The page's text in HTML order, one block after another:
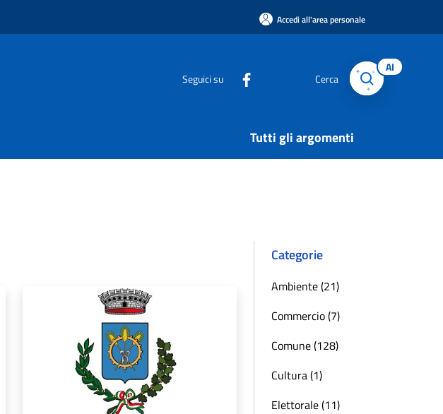
Accedi all'area personale
Seguici su Cerca
AI
Tutti gli argomenti
Categorie
Ambiente (21)
Commercio (7)
Comune (128)
Cultura (1)
Elettorale (11)